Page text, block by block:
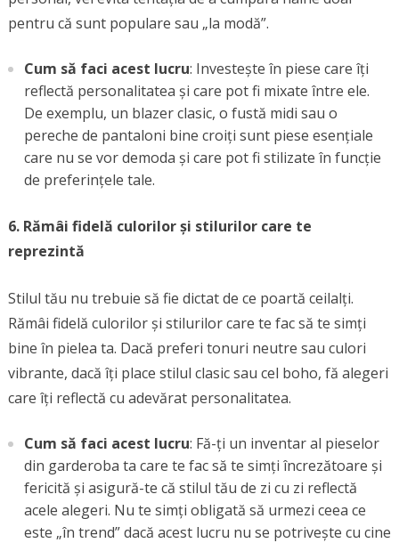
pentru că sunt populare sau „la modă”.
Cum să faci acest lucru: Investește în piese care îți
reflectă personalitatea și care pot fi mixate între ele.
De exemplu, un blazer clasic, o fustă midi sau o
pereche de pantaloni bine croiți sunt piese esențiale
care nu se vor demoda și care pot fi stilizate în funcție
de preferințele tale.
6. Rămâi fidelă culorilor și stilurilor care te
reprezintă
Stilul tău nu trebuie să fie dictat de ce poartă ceilalți.
Rămâi fidelă culorilor și stilurilor care te fac să te simți
bine în pielea ta. Dacă preferi tonuri neutre sau culori
vibrante, dacă îți place stilul clasic sau cel boho, fă alegeri
care îți reflectă cu adevărat personalitatea.
Cum să faci acest lucru: Fă-ți un inventar al pieselor
din garderoba ta care te fac să te simți încrezătoare și
fericită și asigură-te că stilul tău de zi cu zi reflectă
acele alegeri. Nu te simți obligată să urmezi ceea ce
este „în trend” dacă acest lucru nu se potrivește cu cine